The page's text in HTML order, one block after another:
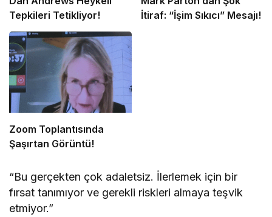
Tepkileri Tetikliyor!
İtiraf: “İşim Sıkıcı” Mesajı!
Zoom Toplantısında
Şaşırtan Görüntü!
“Bu gerçekten çok adaletsiz. İlerlemek için bir
fırsat tanımıyor ve gerekli riskleri almaya teşvik
etmiyor.”